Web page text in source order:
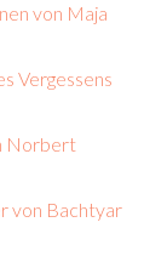
von Maja
Vergessens
Norbert
von Bachtyar